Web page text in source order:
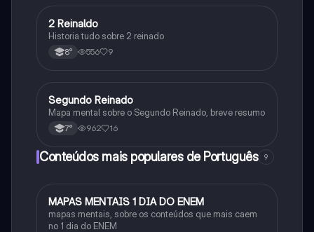
História
2 Reinaldo
Historia tudo sobre 2 reinado
8° 556 9
História
Segundo Reinado
Mapa mental sobre o Segundo Reinado, breve resumo
7° 962 16
Conteúdos mais populares de Português 9
Português
MAPAS MENTAIS 1 DIA DO ENEM
mapas mentais, sobre os conteúdos que mais caem
no 1 dia do ENEM